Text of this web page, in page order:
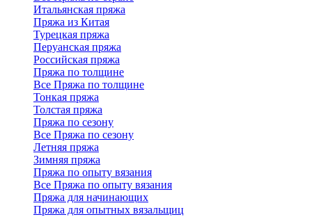
Итальянская пряжа
Пряжа из Китая
Турецкая пряжа
Перуанская пряжа
Российская пряжа
Пряжа по толщине
Все Пряжа по толщине
Тонкая пряжа
Толстая пряжа
Пряжа по сезону
Все Пряжа по сезону
Летняя пряжа
Зимняя пряжа
Пряжа по опыту вязания
Все Пряжа по опыту вязания
Пряжа для начинающих
Пряжа для опытных вязальщиц